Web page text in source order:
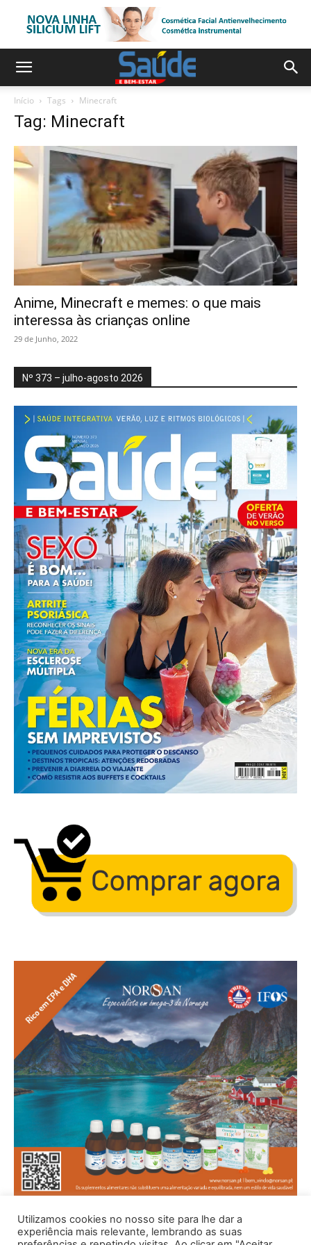
Início Tags Minecraft
Tag: Minecraft
Anime, Minecraft e memes: o que mais
interessa às crianças online
29 de Junho, 2022
Nº 373 – julho-agosto 2026
Utilizamos cookies no nosso site para lhe dar a
experiência mais relevante, lembrando as suas